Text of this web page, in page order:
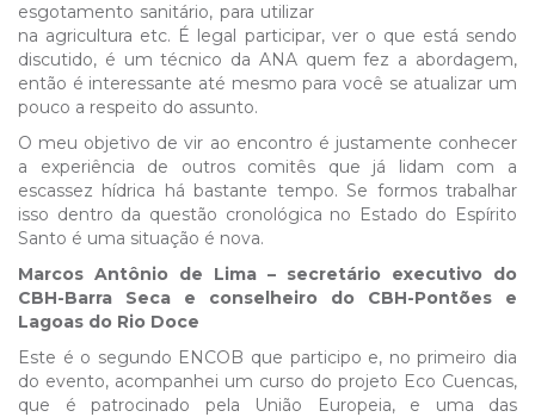
esgotamento sanitário, para utilizar
na agricultura etc. É legal participar, ver o que está sendo
discutido, é um técnico da ANA quem fez a abordagem,
então é interessante até mesmo para você se atualizar um
pouco a respeito do assunto.
O meu objetivo de vir ao encontro é justamente conhecer
a experiência de outros comitês que já lidam com a
escassez hídrica há bastante tempo. Se formos trabalhar
isso dentro da questão cronológica no Estado do Espírito
Santo é uma situação é nova.
Marcos Antônio de Lima – secretário executivo do
CBH-Barra Seca e conselheiro do CBH-Pontões e
Lagoas do Rio Doce
Este é o segundo ENCOB que participo e, no primeiro dia
do evento, acompanhei um curso do projeto Eco Cuencas,
que é patrocinado pela União Europeia, e uma das